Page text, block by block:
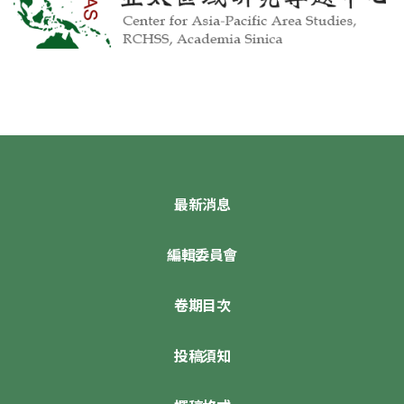
最新消息
編輯委員會
卷期目次
投稿須知